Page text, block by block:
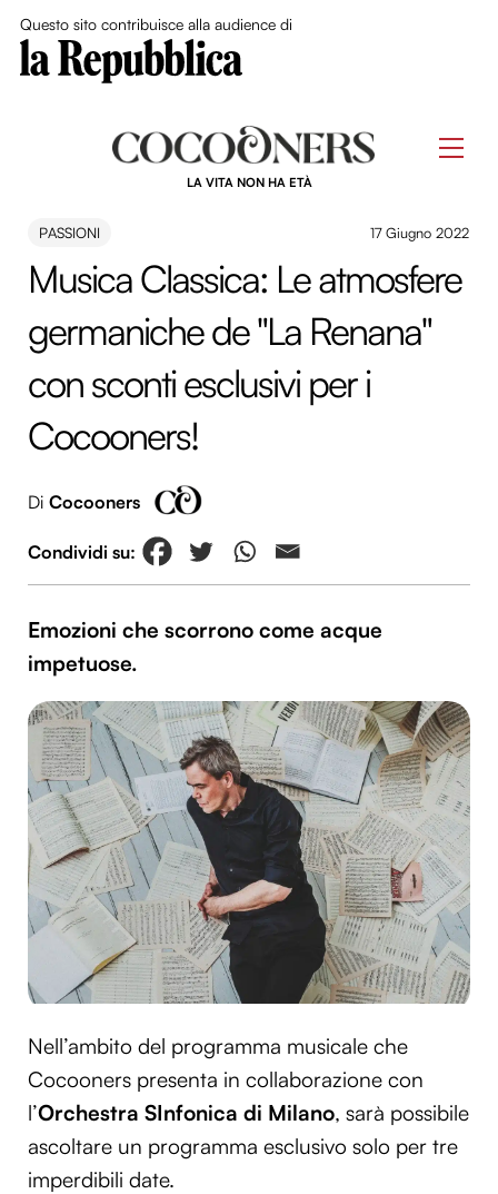
Questo sito contribuisce alla audience di
LA VITA NON HA ETÀ
PASSIONI 17 Giugno 2022
Musica Classica: Le atmosfere
germaniche de "La Renana"
con sconti esclusivi per i
Cocooners!
Di Cocooners
Emozioni che scorrono come acque
impetuose.
Nell’ambito del programma musicale che
Cocooners presenta in collaborazione con
l’Orchestra SInfonica di Milano, sarà possibile
ascoltare un programma esclusivo solo per tre
imperdibili date.